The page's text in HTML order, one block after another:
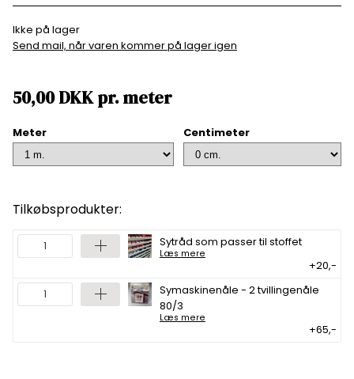
Ikke på lager
Send mail, når varen kommer på lager igen
50,00DKKpr.meter
Meter Centimeter
Tilkøbsprodukter:
Sytråd som passer til stoffet
Læs mere
+20,-
Symaskinenåle - 2 tvillingenåle
80/3
Læs mere
+65,-